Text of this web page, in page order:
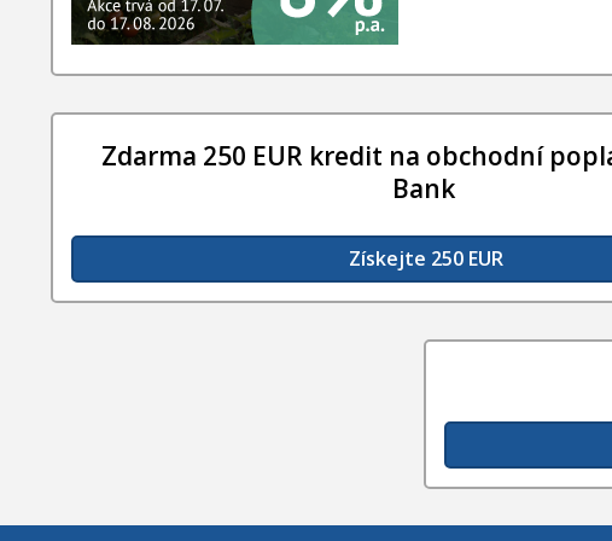
Zdarma 250 EUR kredit na obchodní
Bank
Získejte 250 EUR